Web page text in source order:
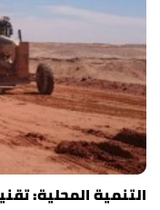
التنمية المحلية: